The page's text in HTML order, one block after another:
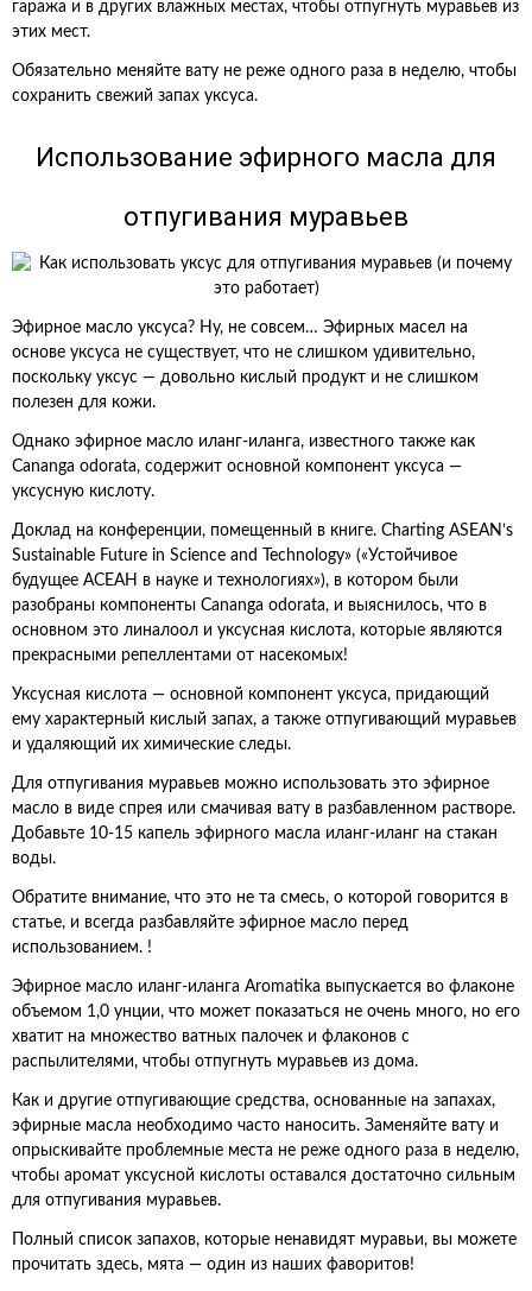
гаража и в других влажных местах, чтобы отпугнуть муравьев из
этих мест.
Обязательно меняйте вату не реже одного раза в неделю, чтобы
сохранить свежий запах уксуса.
Использование эфирного масла для
отпугивания муравьев
Эфирное масло уксуса? Ну, не совсем… Эфирных масел на
основе уксуса не существует, что не слишком удивительно,
поскольку уксус — довольно кислый продукт и не слишком
полезен для кожи.
Однако эфирное масло иланг-иланга, известного также как
Cananga odorata, содержит основной компонент уксуса —
уксусную кислоту.
Доклад на конференции, помещенный в книге. Charting ASEAN’s
Sustainable Future in Science and Technology» («Устойчивое
будущее АСЕАН в науке и технологиях»), в котором были
разобраны компоненты Cananga odorata, и выяснилось, что в
основном это линалоол и уксусная кислота, которые являются
прекрасными репеллентами от насекомых!
Уксусная кислота — основной компонент уксуса, придающий
ему характерный кислый запах, а также отпугивающий муравьев
и удаляющий их химические следы.
Для отпугивания муравьев можно использовать это эфирное
масло в виде спрея или смачивая вату в разбавленном растворе.
Добавьте 10-15 капель эфирного масла иланг-иланг на стакан
воды.
Обратите внимание, что это не та смесь, о которой говорится в
статье, и всегда разбавляйте эфирное масло перед
использованием. !
Эфирное масло иланг-иланга Aromatika выпускается во флаконе
объемом 1,0 унции, что может показаться не очень много, но его
хватит на множество ватных палочек и флаконов с
распылителями, чтобы отпугнуть муравьев из дома.
Как и другие отпугивающие средства, основанные на запахах,
эфирные масла необходимо часто наносить. Заменяйте вату и
опрыскивайте проблемные места не реже одного раза в неделю,
чтобы аромат уксусной кислоты оставался достаточно сильным
для отпугивания муравьев.
Полный список запахов, которые ненавидят муравьи, вы можете
прочитать здесь, мята — один из наших фаворитов!